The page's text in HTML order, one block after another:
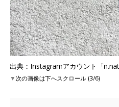
出典：Instagramアカウント「
▼次の画像は下へスクロール (3/6)